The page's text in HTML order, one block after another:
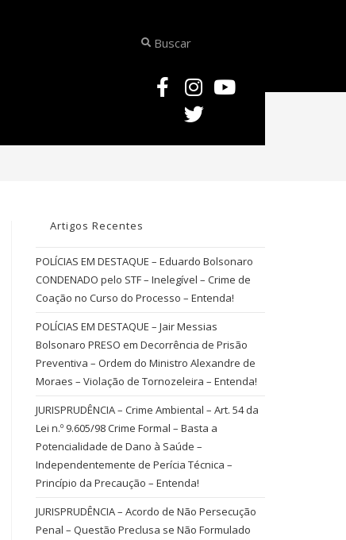
Artigos Recentes
POLÍCIAS EM DESTAQUE – Eduardo Bolsonaro
CONDENADO pelo STF – Inelegível – Crime de
Coação no Curso do Processo – Entenda!
POLÍCIAS EM DESTAQUE – Jair Messias
Bolsonaro PRESO em Decorrência de Prisão
Preventiva – Ordem do Ministro Alexandre de
Moraes – Violação de Tornozeleira – Entenda!
JURISPRUDÊNCIA – Crime Ambiental – Art. 54 da
Lei n.º 9.605/98 Crime Formal – Basta a
Potencialidade de Dano à Saúde –
Independentemente de Perícia Técnica –
Princípio da Precaução – Entenda!
JURISPRUDÊNCIA – Acordo de Não Persecução
Penal – Questão Preclusa se Não Formulado